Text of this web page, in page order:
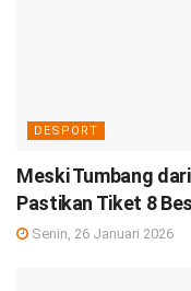
DESPORT
Meski Tumbang
Pastikan Tiket 8
Senin, 26 Januari 2026